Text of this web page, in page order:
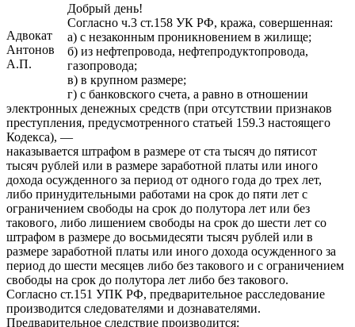
Адвокат
Антонов
А.П.
Добрый день!
Согласно ч.3 ст.158 УК РФ, кража, совершенная:
а) с незаконным проникновением в жилище;
б) из нефтепровода, нефтепродуктопровода,
газопровода;
в) в крупном размере;
г) с банковского счета, а равно в отношении
электронных денежных средств (при отсутствии признаков
преступления, предусмотренного статьей 159.3 настоящего
Кодекса), —
наказывается штрафом в размере от ста тысяч до пятисот
тысяч рублей или в размере заработной платы или иного
дохода осужденного за период от одного года до трех лет,
либо принудительными работами на срок до пяти лет с
ограничением свободы на срок до полутора лет или без
такового, либо лишением свободы на срок до шести лет со
штрафом в размере до восьмидесяти тысяч рублей или в
размере заработной платы или иного дохода осужденного за
период до шести месяцев либо без такового и с ограничением
свободы на срок до полутора лет либо без такового.
Согласно ст.151 УПК РФ, предварительное расследование
производится следователями и дознавателями.
Предварительное следствие производится: